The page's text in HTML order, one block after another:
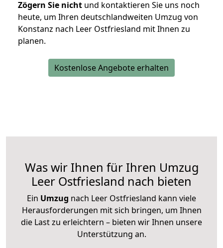
Zögern Sie nicht und kontaktieren Sie uns noch
heute, um Ihren deutschlandweiten Umzug von
Konstanz nach Leer Ostfriesland mit Ihnen zu
planen.
Kostenlose Angebote erhalten
Was wir Ihnen für Ihren Umzug
Leer Ostfriesland nach bieten
Ein Umzug nach Leer Ostfriesland kann viele
Herausforderungen mit sich bringen, um Ihnen
die Last zu erleichtern – bieten wir Ihnen unsere
Unterstützung an.